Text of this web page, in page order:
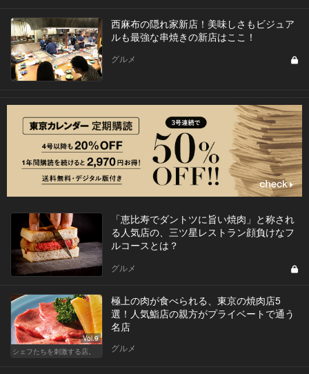
西麻布の隠れ家新店！美味しさもビジュア
ルも最強な串焼きの新店はここ！
グルメ
「恵比寿でダントツに旨い焼肉」と称され
る人気店の、三ツ星レストラン顔負けなフ
ルコースとは？
グルメ
Vol.9
シェフたちを刺激する店。
極上の肉が食べられる、東京の焼肉店5
選！人気鮨店の親方がプライベートで通う
名店
グルメ